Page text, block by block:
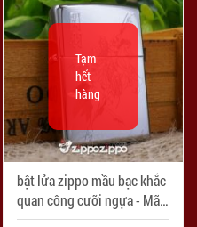
bật lửa zippo mầu bạc khắc
quan công cưỡi ngựa - Mã
SP: ZPC1453
Tạm
hết
hàng